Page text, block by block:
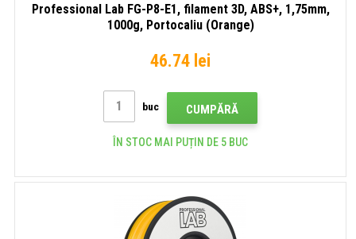
Professional Lab FG-P8-E1, filament 3D, ABS+, 1,75mm,
1000g, Portocaliu (Orange)
46.74 lei
buc CUMPĂRĂ
ÎN STOC MAI PUȚIN DE 5 BUC